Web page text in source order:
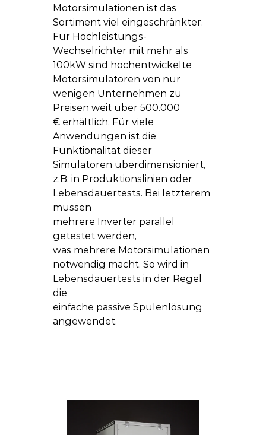
Motorsimulationen ist das
Sortiment viel eingeschränkter.
Für Hochleistungs-
Wechselrichter mit mehr als
100kW sind hochentwickelte
Motorsimulatoren von nur
wenigen Unternehmen zu
Preisen weit über 500.000
€ erhältlich. Für viele
Anwendungen ist die
Funktionalität dieser
Simulatoren überdimensioniert,
z.B. in Produktionslinien oder
Lebensdauertests. Bei letzterem
müssen
mehrere Inverter parallel
getestet werden,
was mehrere Motorsimulationen
notwendig macht. So wird in
Lebensdauertests in der Regel
die
einfache passive Spulenlösung
angewendet.